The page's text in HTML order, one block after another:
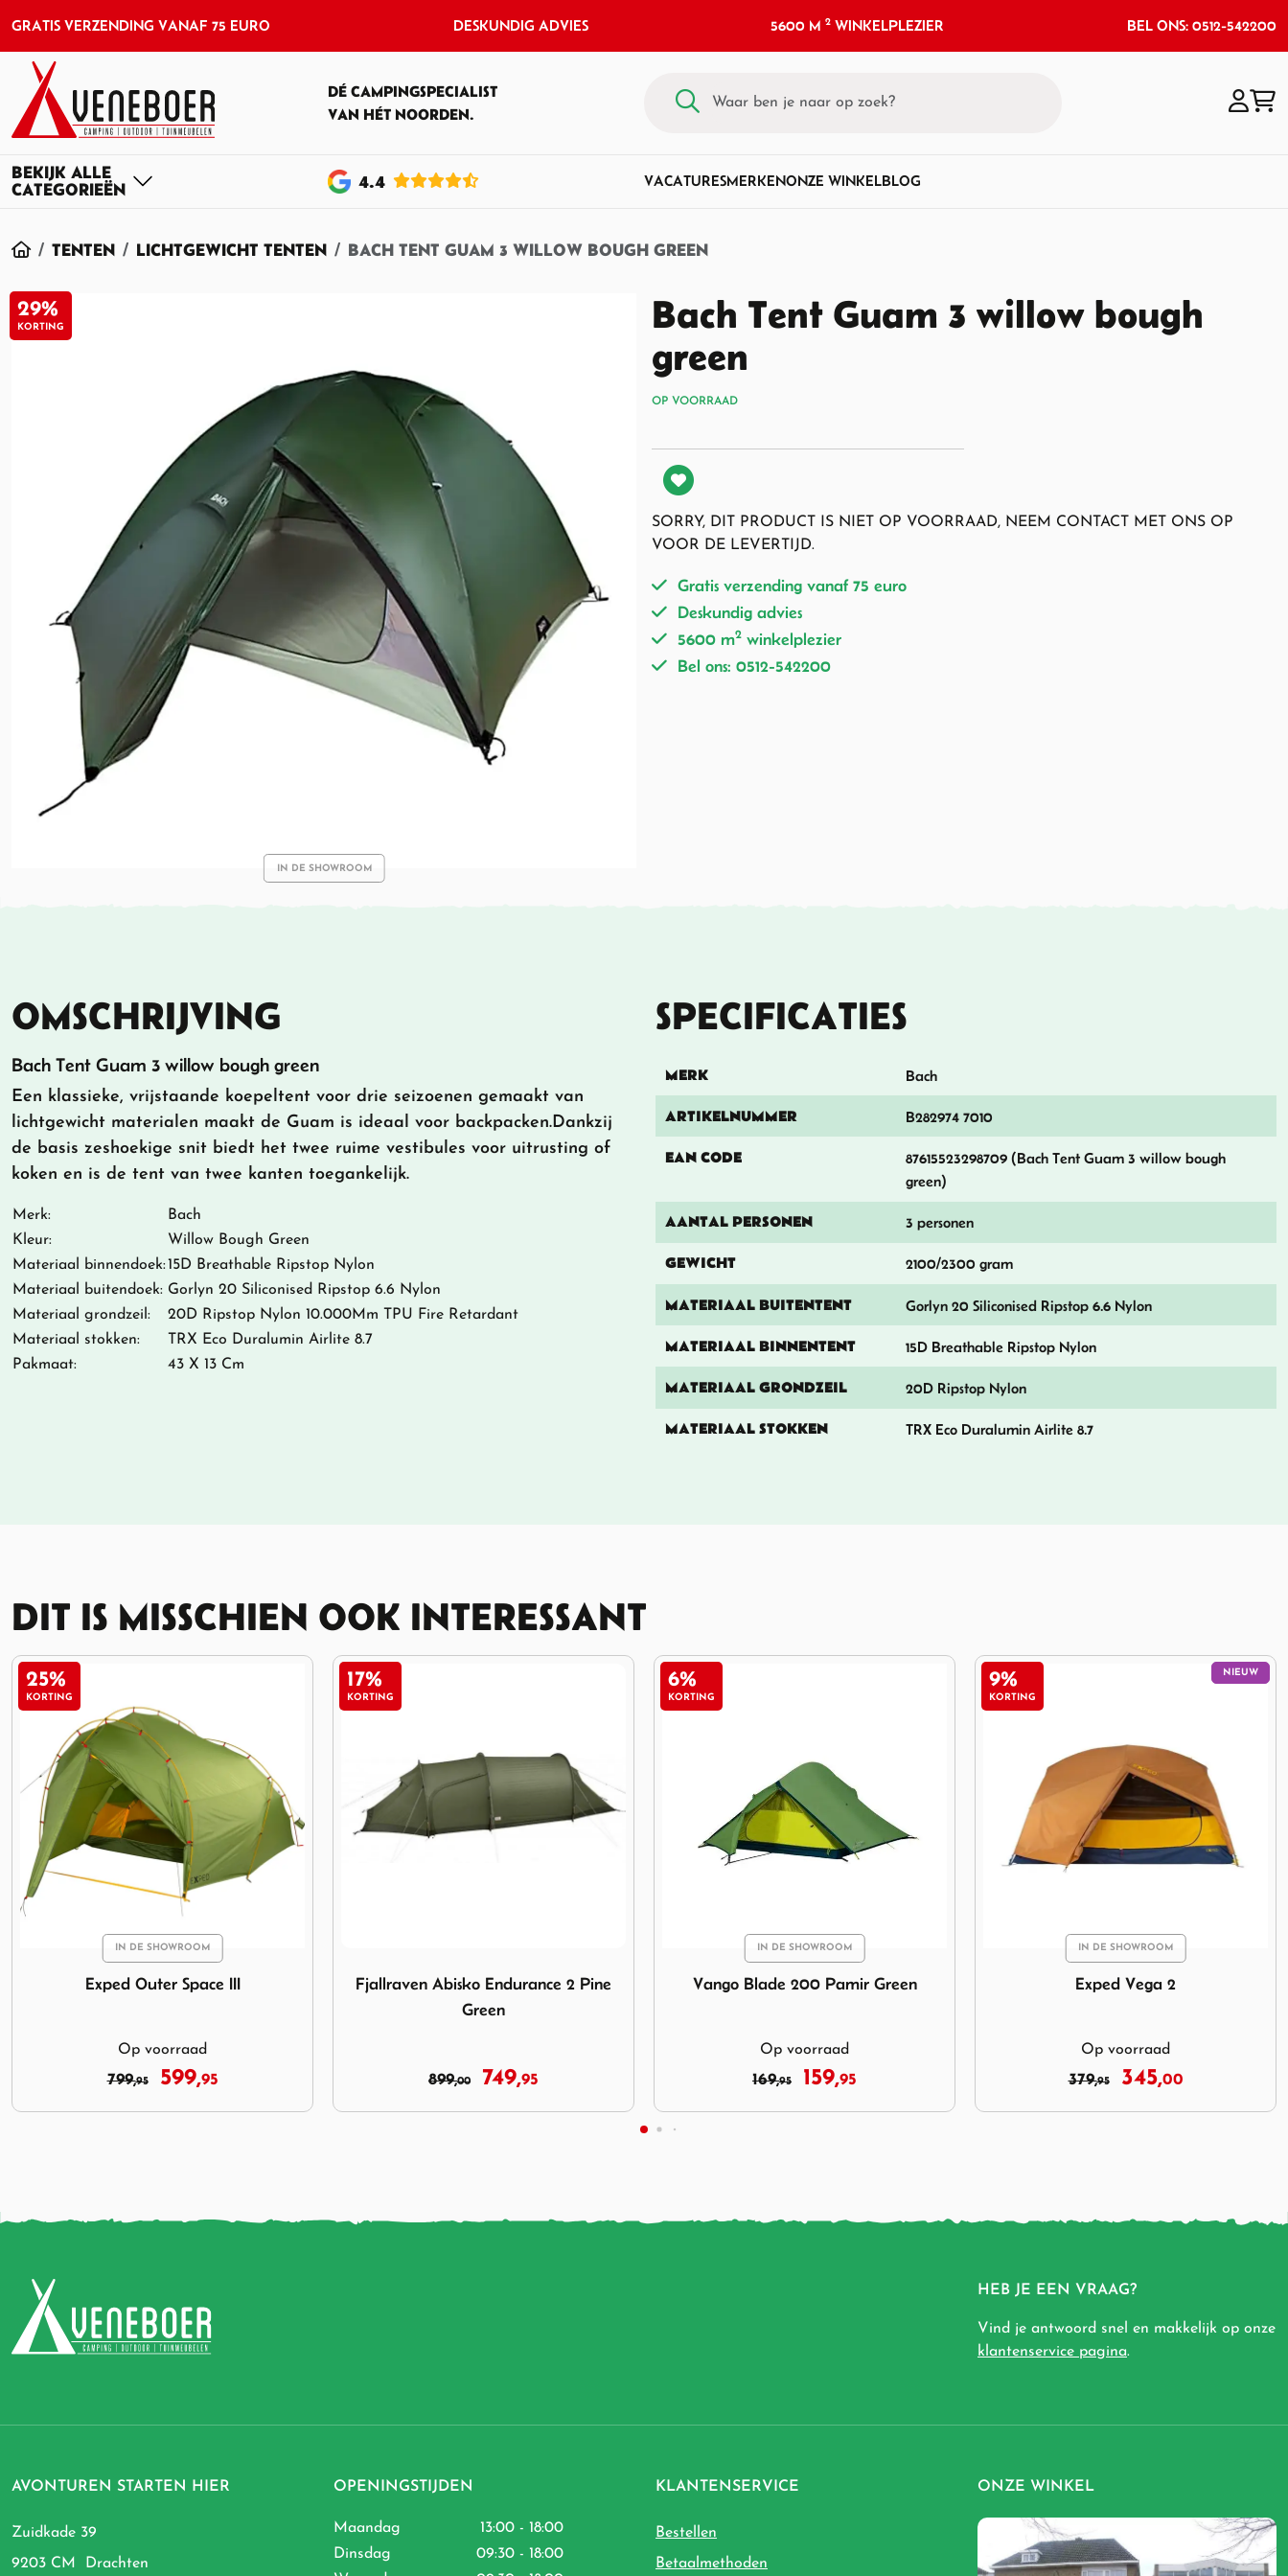
GRATIS VERZENDING VANAF 75 EURO DESKUNDIG ADVIES 5600 M2 WINKELPLEZIER BEL ONS: 0512-542200
DÉ CAMPINGSPECIALIST
VAN HÉT NOORDEN.
4.4 VACATURESMERKENONZE WINKELBLOG
HOME
TENTEN LICHTGEWICHT TENTEN BACH TENT GUAM 3 WILLOW BOUGH GREEN
IN DE SHOWROOM
29%
KORTING
Bach Tent Guam 3 willow bough
green
OP VOORRAAD
SORRY, DIT PRODUCT IS NIET OP VOORRAAD, NEEM CONTACT MET ONS OP
VOOR DE LEVERTIJD.
Gratis verzending vanaf 75 euro
Deskundig advies
5600 m2 winkelplezier
Bel ons: 0512-542200
OMSCHRIJVING
Bach Tent Guam 3 willow bough green
Een klassieke, vrijstaande koepeltent voor drie seizoenen gemaakt van
lichtgewicht materialen maakt de Guam is ideaal voor backpacken.Dankzij
de basis zeshoekige snit biedt het twee ruime vestibules voor uitrusting of
koken en is de tent van twee kanten toegankelijk.
Merk:
Bach
Kleur:
Willow Bough Green
Materiaal binnendoek:15D Breathable Ripstop Nylon
Materiaal buitendoek: Gorlyn 20 Siliconised Ripstop 6.6 Nylon
Materiaal grondzeil:
20D Ripstop Nylon 10.000Mm TPU Fire Retardant
Materiaal stokken:
TRX Eco Duralumin Airlite 8.7
Pakmaat:
43 X 13 Cm
SPECIFICATIES
MERK Bach
ARTIKELNUMMER B282974 7010
EAN CODE
87615523298709 (Bach Tent Guam 3 willow bough
green)
AANTAL PERSONEN 3 personen
GEWICHT 2100/2300 gram
MATERIAAL BUITENTENT Gorlyn 20 Siliconised Ripstop 6.6 Nylon
MATERIAAL BINNENTENT 15D Breathable Ripstop Nylon
MATERIAAL GRONDZEIL 20D Ripstop Nylon
MATERIAAL STOKKEN TRX Eco Duralumin Airlite 8.7
DIT IS MISSCHIEN OOK INTERESSANT
Afbeelding Fjallraven Abisko Endurance 2 Pine Green
17%
KORTING
Fjallraven Abisko Endurance 2 Pine
899,00 749,95
6%
KORTING
Vango Blade 200 Pamir Green
169,95 159,95
Afbeelding Exped Vega 2
IN DE SHOWROOM
9%
KORTING
Exped Vega 2
Op voorraad
379,95 345,00
Afbeelding Spatz Wigwam 5 BTC Brown
IN DE SHOWROOM
18%
KORTING
Spatz Wigwam 5 BTC Brown Sand
Op voorraad
849,00 699,00
HEB JE EEN VRAAG?
Vind je antwoord snel en makkelijk op onze
klantenservice pagina.
AVONTUREN STARTEN HIER
Zuidkade 39
9203 CM Drachten
OPENINGSTIJDEN
Maandag
13:00 - 18:00
Dinsdag
09:30 - 18:00
KLANTENSERVICE
Bestellen
Betaalmethoden
ONZE WINKEL